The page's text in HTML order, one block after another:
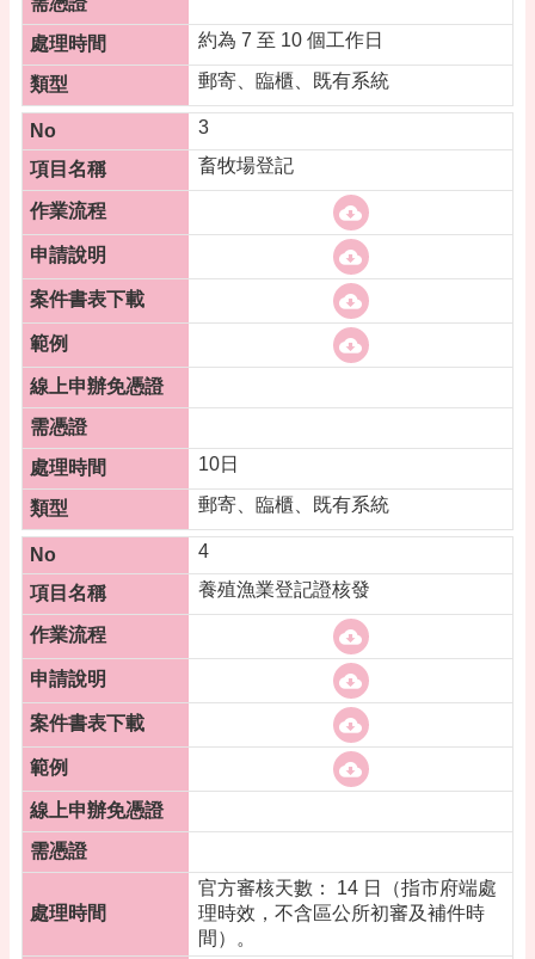
政
信
箱
常
見
問
答
桃
園
市
政
府
隱
私
權
政
策
政
府
網
站
資
料
開
放
宣
告
網
站
安
全
政
策
約為 7 至 10 個工作日
郵寄、臨櫃、既有系統
3
畜牧場登記
10日
郵寄、臨櫃、既有系統
4
養殖漁業登記證核發
官方審核天數： 14 日（指市府端處
理時效，不含區公所初審及補件時
間）。